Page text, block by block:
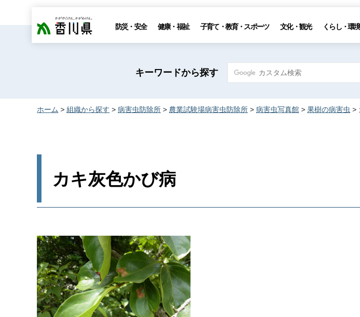
香川県 防災・安全 健康・福祉 子育て・教育・スポーツ 文化・観光 くらし・環境
キーワードから探す
ホーム > 組織から探す > 病害虫防除所 > 農業試験場病害虫防除所 > 病害虫写真館 > 果樹の病害虫 >
カキ灰色かび病